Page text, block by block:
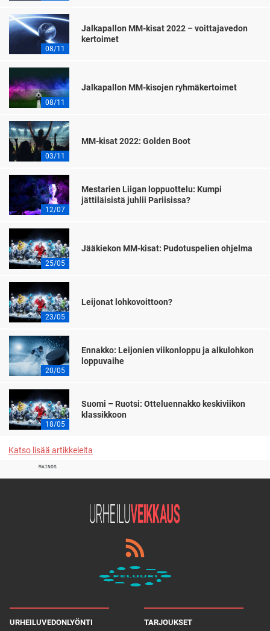
08/11
Jalkapallon MM-kisat 2022 – voittajavedon
kertoimet
08/11
Jalkapallon MM-kisojen ryhmäkertoimet
03/11
MM-kisat 2022: Golden Boot
12/07
Mestarien Liigan loppuottelu: Kumpi
jättiläisistä juhlii Pariisissa?
25/05
Jääkiekon MM-kisat: Pudotuspelien ohjelma
23/05
Leijonat lohkovoittoon?
20/05
Ennakko: Leijonien viikonloppu ja alkulohkon
loppuvaihe
18/05
Suomi – Ruotsi: Otteluennakko keskiviikon
klassikkoon
Katso lisää artikkeleita
MAINOS
URHEILUVEDONLYÖNTI TARJOUKSET